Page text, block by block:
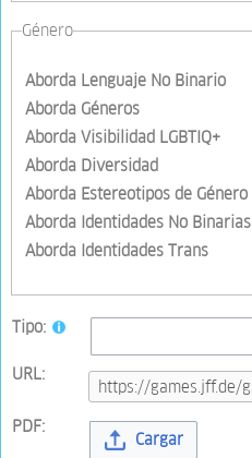
Género
Aborda Lenguaje No Binario
Aborda Géneros
Aborda Visibilidad LGBTIQ+
Aborda Diversidad
Aborda Estereotipos de Género
Aborda Identidades No Binarias
Aborda Identidades Trans
Tipo:
URL:
PDF:
Cargar